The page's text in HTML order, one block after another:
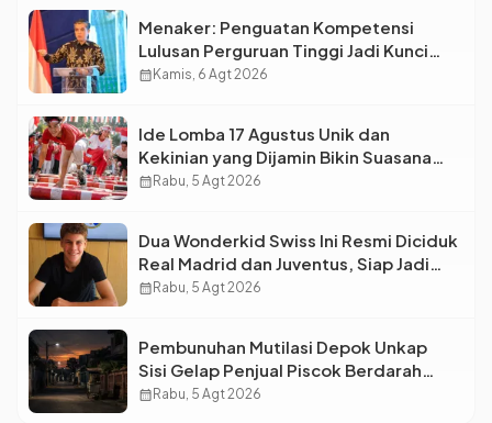
Menaker: Penguatan Kompetensi
Lulusan Perguruan Tinggi Jadi Kunci
Menjawab Kebutuhan Dunia Kerja
calendar_month Kamis, 6 Agt 2026
Ide Lomba 17 Agustus Unik dan
Kekinian yang Dijamin Bikin Suasana
Makin Pecah
calendar_month Rabu, 5 Agt 2026
Dua Wonderkid Swiss Ini Resmi Diciduk
Real Madrid dan Juventus, Siap Jadi
Bintang Baru Eropa
calendar_month Rabu, 5 Agt 2026
Pembunuhan Mutilasi Depok Unkap
Sisi Gelap Penjual Piscok Berdarah
Dingin
calendar_month Rabu, 5 Agt 2026